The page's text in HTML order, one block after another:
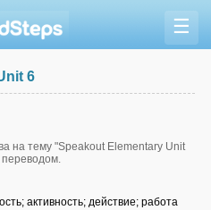
☰
6
на тему "Speakout Elementary Unit
переводом.
активность; действие; работа